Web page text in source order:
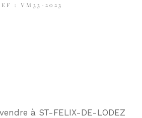
: VM33-2023
à ST-FELIX-DE-LODEZ